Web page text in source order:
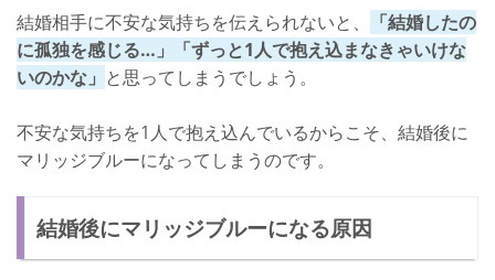
結婚相手に不安な気持ちを伝えられないと、
「結婚したの
に孤独を感じる…」「ずっと1人で抱え込まなきゃいけな
いのかな」 と思ってしまうでしょう。
不安な気持ちを1人で抱え込んでいるからこそ、結婚後に
マリッジブルーになってしまうのです。
結婚後にマリッジブルーになる原因